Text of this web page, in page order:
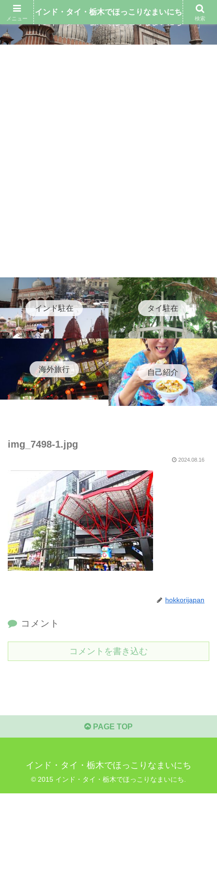
インド駐在 タイ駐在
海外旅行 自己紹介
img_7498-1.jpg
2024.08.16
hokkorijapan
コメント
コメントを書き込む
PAGE TOP
インド・タイ・栃木でほっこりなまいにち
© 2015 インド・タイ・栃木でほっこりなまいにち.
メニュー
インド・タイ・栃木でほっこりなまいにち
検索